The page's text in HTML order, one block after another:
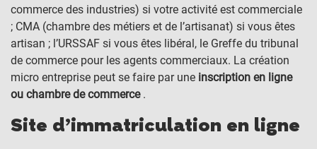
commerce des industries) si votre activité est commerciale
; CMA (chambre des métiers et de l’artisanat) si vous êtes
artisan ; l’URSSAF si vous êtes libéral, le Greffe du tribunal
de commerce pour les agents commerciaux. La création
micro entreprise peut se faire par une inscription en ligne
ou chambre de commerce .
Site d’immatriculation en ligne